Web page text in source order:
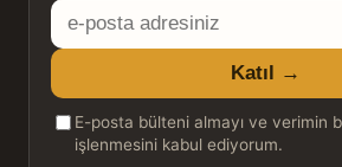
E-
posta
adresiniz
Katıl →
E-posta bülteni almayı ve verimin
işlenmesini kabul ediyorum.